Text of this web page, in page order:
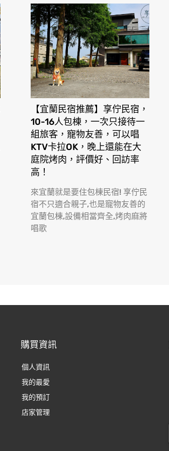
【宜蘭民宿推薦】享佇民宿，
10-16人包棟，一次只接待一
組旅客，寵物友善，可以唱
KTV卡拉OK，晚上還能在大
庭院烤肉，評價好、回訪率
高！
來宜蘭就是要住包棟民宿! 享佇民
宿不只適合親子,也是寵物友善的
宜蘭包棟,設備相當齊全,烤肉麻將
唱歌
購買資訊
個人資訊
我的最愛
我的預訂
店家管理